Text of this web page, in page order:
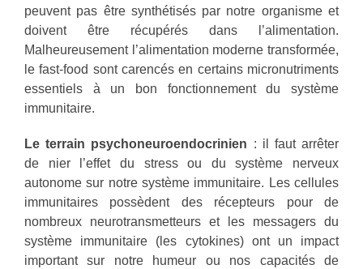
peuvent pas être synthétisés par notre organisme et
doivent être récupérés dans l’alimentation.
Malheureusement l’alimentation moderne transformée,
le fast-food sont carencés en certains micronutriments
essentiels à un bon fonctionnement du système
immunitaire.
Le terrain psychoneuroendocrinien : il faut arrêter
de nier l’effet du stress ou du système nerveux
autonome sur notre système immunitaire. Les cellules
immunitaires possèdent des récepteurs pour de
nombreux neurotransmetteurs et les messagers du
système immunitaire (les cytokines) ont un impact
important sur notre humeur ou nos capacités de